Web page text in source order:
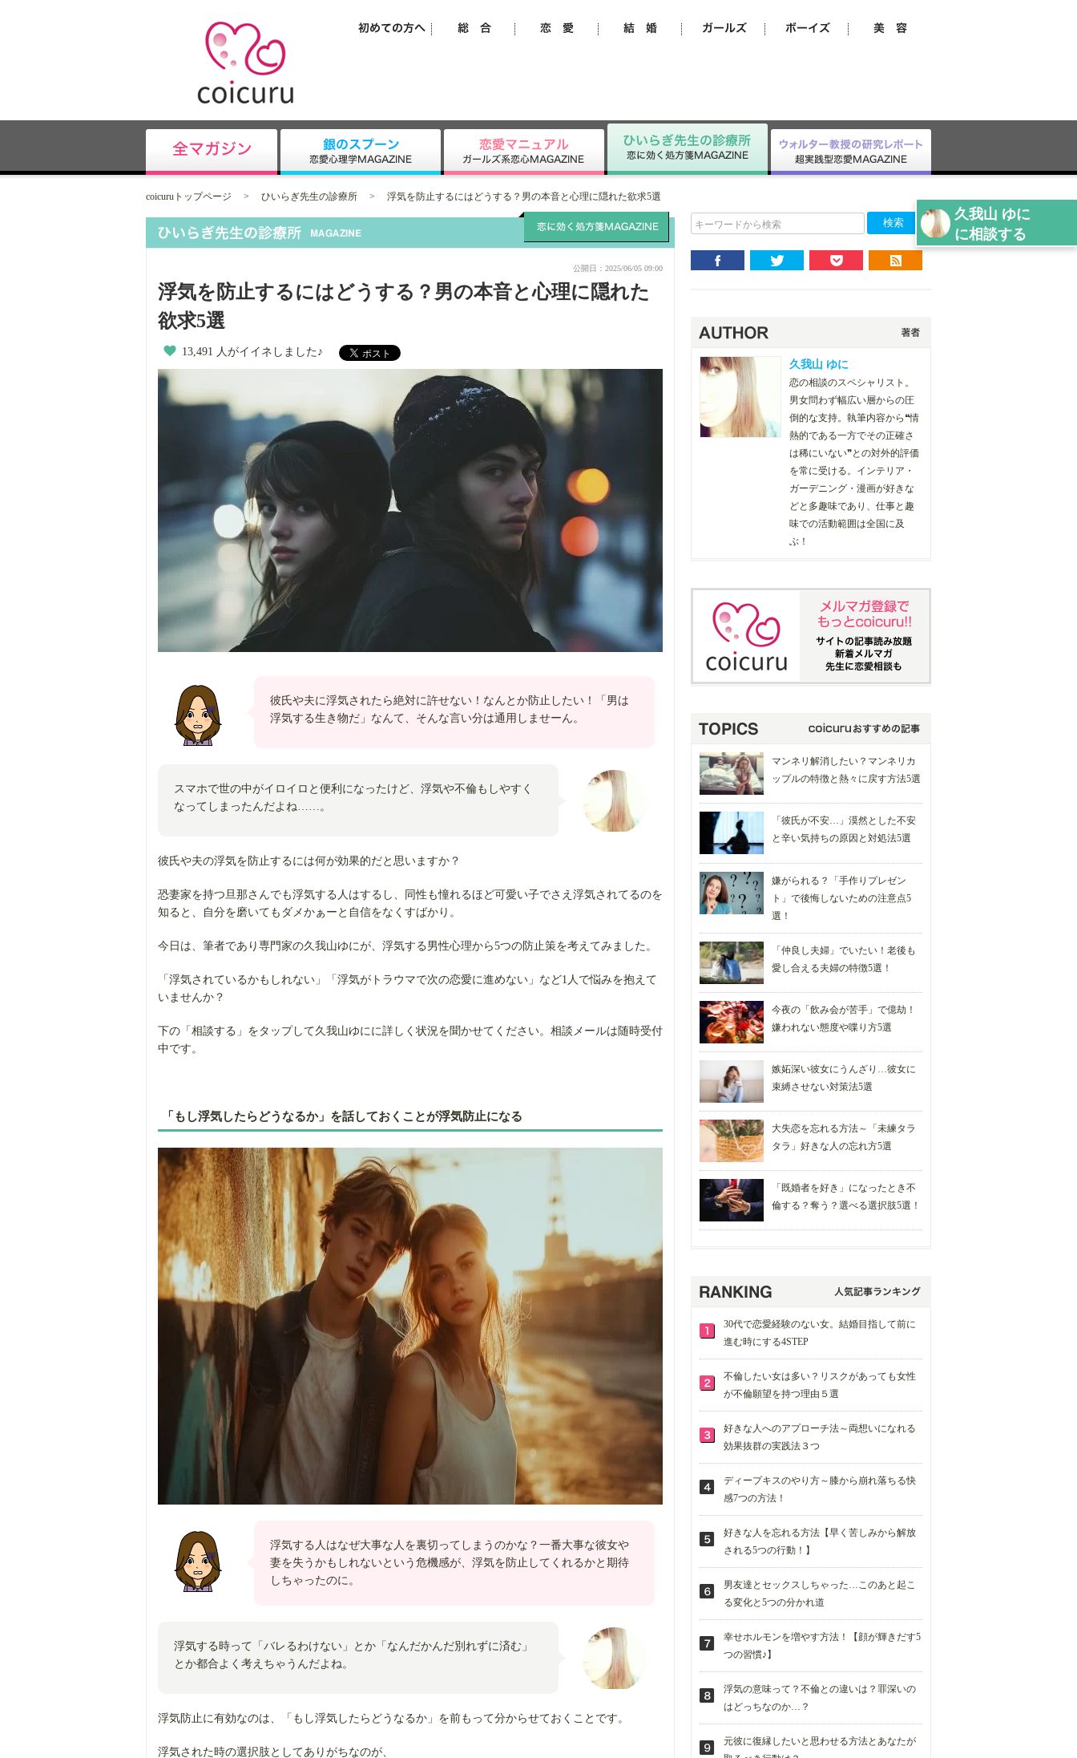
久我山 ゆに
に相談する
coicuruトップページ > ひいらぎ先生の診療所 > 浮気を防止するにはどうする？男の本音と心理に隠れた欲求5選
公開日：2025/06/05 09:00
浮気を防止するにはどうする？男の本音と心理に隠れた
欲求5選
13,491 人がイイネしました♪
彼氏や夫に浮気されたら絶対に許せない！なんとか防止したい！「男は
浮気する生き物だ」なんて、そんな言い分は通用しませーん。
スマホで世の中がイロイロと便利になったけど、浮気や不倫もしやすく
なってしまったんだよね……。
彼氏や夫の浮気を防止するには何が効果的だと思いますか？
恐妻家を持つ旦那さんでも浮気する人はするし、同性も憧れるほど可愛い子でさえ浮気されてるのを
知ると、自分を磨いてもダメかぁーと自信をなくすばかり。
今日は、筆者であり専門家の久我山ゆにが、浮気する男性心理から5つの防止策を考えてみました。
「浮気されているかもしれない」「浮気がトラウマで次の恋愛に進めない」など1人で悩みを抱えて
いませんか？
下の「相談する」をタップして久我山ゆにに詳しく状況を聞かせてください。相談メールは随時受付
中です。
「もし浮気したらどうなるか」を話しておくことが浮気防止になる
浮気する人はなぜ大事な人を裏切ってしまうのかな？一番大事な彼女や
妻を失うかもしれないという危機感が、浮気を防止してくれるかと期待
しちゃったのに。
浮気する時って「バレるわけない」とか「なんだかんだ別れずに済む」
とか都合よく考えちゃうんだよね。
浮気防止に有効なのは、「もし浮気したらどうなるか」を前もって分からせておくことです。
浮気された時の選択肢としてありがちなのが、
キーワードから検索
久我山 ゆに
恋の相談のスペシャリスト。
男女問わず幅広い層からの圧
倒的な支持。執筆内容から❝情
熱的である一方でその正確さ
は稀にいない❞との対外的評価
を常に受ける。インテリア・
ガーデニング・漫画が好きな
どと多趣味であり、仕事と趣
味での活動範囲は全国に及
ぶ！
マンネリ解消したい？マンネリカ
ップルの特徴と熱々に戻す方法5選
「彼氏が不安…」漠然とした不安
と辛い気持ちの原因と対処法5選
嫌がられる？「手作りプレゼン
ト」で後悔しないための注意点5
選！
「仲良し夫婦」でいたい！老後も
愛し合える夫婦の特徴5選！
今夜の「飲み会が苦手」で億劫！
嫌われない態度や喋り方5選
嫉妬深い彼女にうんざり…彼女に
束縛させない対策法5選
大失恋を忘れる方法～「未練タラ
タラ」好きな人の忘れ方5選
「既婚者を好き」になったとき不
倫する？奪う？選べる選択肢5選！
30代で恋愛経験のない女。結婚目指して前に
進む時にする4STEP
不倫したい女は多い？リスクがあっても女性
が不倫願望を持つ理由５選
好きな人へのアプローチ法～両想いになれる
効果抜群の実践法３つ
ディープキスのやり方～膝から崩れ落ちる快
感7つの方法！
好きな人を忘れる方法【早く苦しみから解放
される5つの行動！】
男友達とセックスしちゃった…このあと起こ
る変化と5つの分かれ道
幸せホルモンを増やす方法！【顔が輝きだす5
つの習慣♪】
浮気の意味って？不倫との違いは？罪深いの
はどっちなのか…？
元彼に復縁したいと思わせる方法とあなたが